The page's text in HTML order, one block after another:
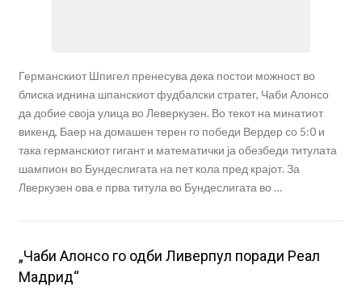
Германскиот Шпигел пренесува дека постои можност во
блиска иднина шпанскиот фудбалски стратег, Чаби Алонсо
да добие своја улица во Леверкузен. Во текот на минатиот
викенд, Баер на домашен терен го победи Вердер со 5:0 и
така германскиот гигант и математички ја обезбеди титулата
шампион во Бундеслигата на пет кола пред крајот. За
Лверкузен ова е прва титула во Бундеслигата во …
„Чаби Алонсо го одби Ливерпул поради Реал
Мадрид“